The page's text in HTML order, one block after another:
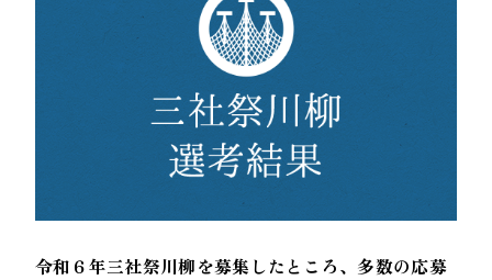
令和６年三社祭川柳を募集したところ、多数の応募